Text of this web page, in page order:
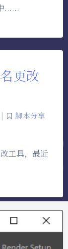
......
更改
|
脚本分享
工具，最近